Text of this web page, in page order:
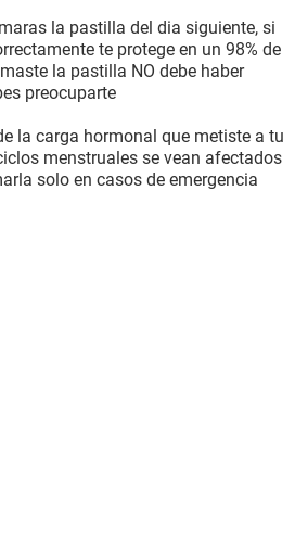
la pastilla del dia siguiente, si
te protege en un 98% de
la pastilla NO debe haber
preocuparte
la carga hormonal que metiste a tu
menstruales se vean afectados
solo en casos de emergencia